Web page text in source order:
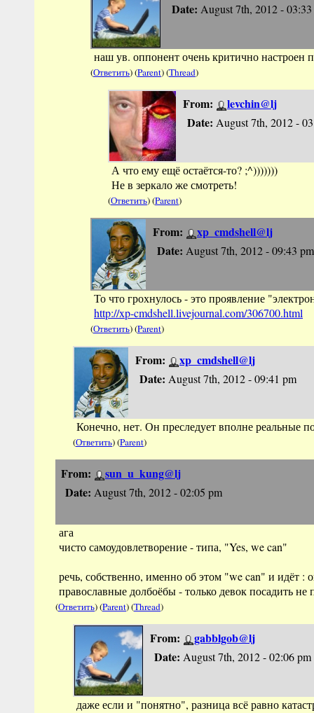
Date: August 7th, 2012 -
наш ув. оппонент очень критично
(Ответить) (Parent) (Thread)
From:
levchin@lj
Date: August 7th, 2012 -
А что ему ещё остаётся-то? ;^)))))))
Не в зеркало же смотреть!
(Ответить) (Parent)
From:
xp_cmdshell@lj
Date: August 7th, 2012 - 09:43 pm
То что грохнулось - это проявление
http://xp-cmdshell.livejournal.com/306700.html
(Ответить) (Parent)
From:
xp_cmdshell@lj
Date: August 7th, 2012 - 09:41 pm
Конечно, нет. Он преследует вполне реальные
(Ответить) (Parent)
From:
sun_u_kung@lj
Date: August 7th, 2012 - 02:05 pm
ага
чисто самоудовлетворение - типа, "Yes, we can"
речь, собственно, именно об этом "we can" и идёт
православные долбоёбы - только девок посадить не
(Ответить) (Parent) (Thread)
From:
gabblgob@lj
Date: August 7th, 2012 - 02:06 pm
даже если и "понятно", разница всё равно